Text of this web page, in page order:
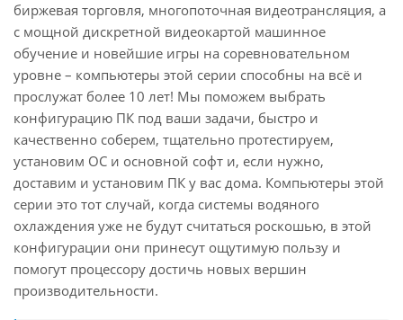
биржевая торговля, многопоточная видеотрансляция, а
с мощной дискретной видеокартой машинное
обучение и новейшие игры на соревновательном
уровне – компьютеры этой серии способны на всё и
прослужат более 10 лет! Мы поможем выбрать
конфигурацию ПК под ваши задачи, быстро и
качественно соберем, тщательно протестируем,
установим ОС и основной софт и, если нужно,
доставим и установим ПК у вас дома. Компьютеры этой
серии это тот случай, когда системы водяного
охлаждения уже не будут считаться роскошью, в этой
конфигурации они принесут ощутимую пользу и
помогут процессору достичь новых вершин
производительности.